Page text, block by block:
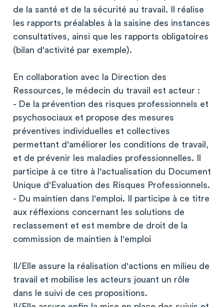
de la santé et de la sécurité au travail. Il réalise
les rapports préalables à la saisine des instances
consultatives, ainsi que les rapports obligatoires
(bilan d'activité par exemple).
En collaboration avec la Direction des
Ressources, le médecin du travail est acteur :
- De la prévention des risques professionnels et
psychosociaux et propose des mesures
préventives individuelles et collectives
permettant d'améliorer les conditions de travail,
et de prévenir les maladies professionnelles. Il
participe à ce titre à l'actualisation du Document
Unique d'Evaluation des Risques Professionnels.
- Du maintien dans l'emploi. Il participe à ce titre
aux réflexions concernant les solutions de
reclassement et est membre de droit de la
commission de maintien à l'emploi
Il/Elle assure la réalisation d'actions en milieu de
travail et mobilise les acteurs jouant un rôle
dans le suivi de ces propositions.